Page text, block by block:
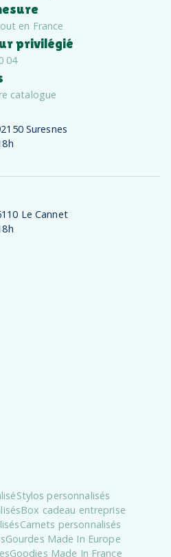
en France
privilégié
04
catalogue
Suresnes
Le Cannet
Stylos personnalisés
Box cadeau entreprise
Carnets personnalisés
Gourdes Made In Europe
Goodies Made In France